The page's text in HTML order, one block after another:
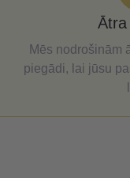
Ātra
Mēs nodrošinām
piegādi, lai jūsu